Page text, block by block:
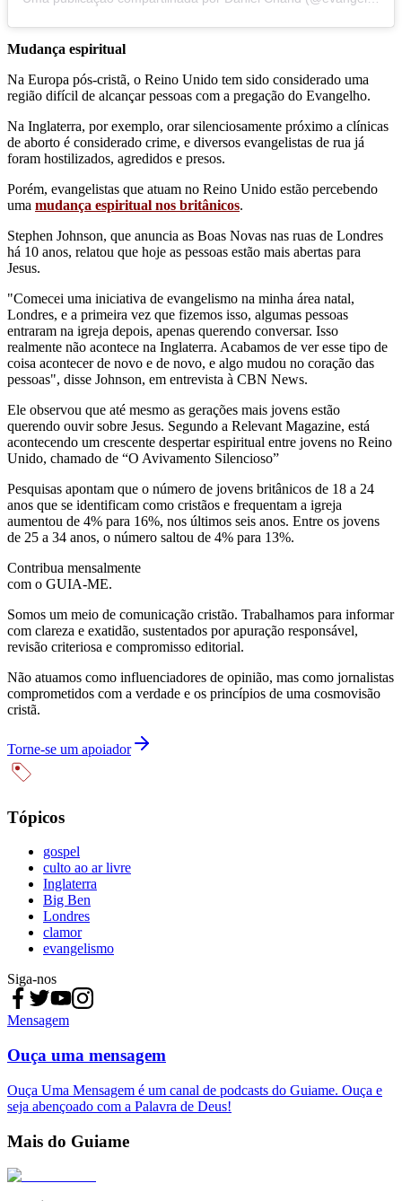
Mudança espiritual
Na Europa pós-cristã, o Reino Unido tem sido considerado uma
região difícil de alcançar pessoas com a pregação do Evangelho.
Na Inglaterra, por exemplo, orar silenciosamente próximo a clínicas
de aborto é considerado crime, e diversos evangelistas de rua já
foram hostilizados, agredidos e presos.
Porém, evangelistas que atuam no Reino Unido estão percebendo
uma mudança espiritual nos britânicos.
Stephen Johnson, que anuncia as Boas Novas nas ruas de Londres
há 10 anos, relatou que hoje as pessoas estão mais abertas para
Jesus.
"Comecei uma iniciativa de evangelismo na minha área natal,
Londres, e a primeira vez que fizemos isso, algumas pessoas
entraram na igreja depois, apenas querendo conversar. Isso
realmente não acontece na Inglaterra. Acabamos de ver esse tipo de
coisa acontecer de novo e de novo, e algo mudou no coração das
pessoas", disse Johnson, em entrevista à CBN News.
Ele observou que até mesmo as gerações mais jovens estão
querendo ouvir sobre Jesus. Segundo a Relevant Magazine, está
acontecendo um crescente despertar espiritual entre jovens no Reino
Unido, chamado de “O Avivamento Silencioso”
Pesquisas apontam que o número de jovens britânicos de 18 a 24
anos que se identificam como cristãos e frequentam a igreja
aumentou de 4% para 16%, nos últimos seis anos. Entre os jovens
de 25 a 34 anos, o número saltou de 4% para 13%.
Contribua mensalmente
com o GUIA-ME.
Somos um meio de comunicação cristão. Trabalhamos para informar
com clareza e exatidão, sustentados por apuração responsável,
revisão criteriosa e compromisso editorial.
Não atuamos como influenciadores de opinião, mas como jornalistas
comprometidos com a verdade e os princípios de uma cosmovisão
cristã.
Torne-se um apoiador
Tópicos
gospel
culto ao ar livre
Inglaterra
Big Ben
Londres
clamor
evangelismo
Siga-nos
Mensagem
Ouça uma mensagem
Ouça Uma Mensagem é um canal de podcasts do Guiame. Ouça e
seja abençoado com a Palavra de Deus!
Mais do Guiame